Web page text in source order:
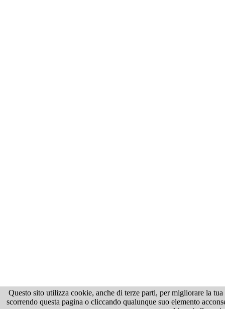
Questo sito utilizza cookie, anche di terze parti, per migliorare la
scorrendo questa pagina o cliccando qualunque suo elemento